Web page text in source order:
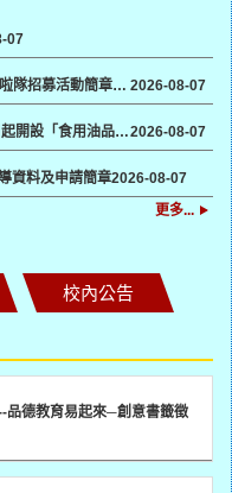
07
檢送「2026臺北馬拉松」活動志工及啦啦隊招募活動簡章及報名表各1份，請貴機關協助於所屬管道宣傳並鼓勵踴躍報名參加 2026-08-07
轉知臺北市立聯合醫院自115年7月30日起開設「食用油品健康諮詢門診」一案，請各校（園）協助向所屬教職員工生宣導2026-08-07
資料及申請簡章2026-08-07
更多...
校內公告
品德教育易起來─創意書籤徵